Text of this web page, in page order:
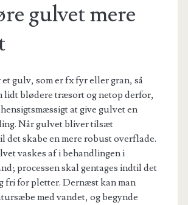
gulvet mere
gulv, som er fx fyr eller gran, så
lidt blødere træsort og netop derfor,
at give gulvet en
Når gulvet bliver tilsæt
det skabe en mere robust overflade.
vaskes af i behandlingen i
processen skal gentages indtil det
fri for pletter. Dernæst kan man
med vandet, og begynde